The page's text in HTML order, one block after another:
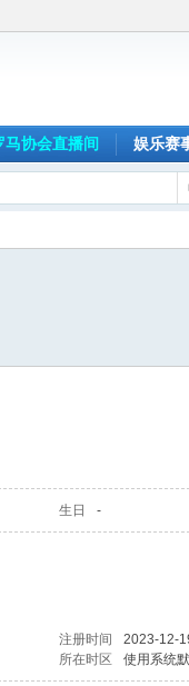
马协会直播间 娱乐赛
生日 -
注册时间
2023-12-
所在时区 使用系统